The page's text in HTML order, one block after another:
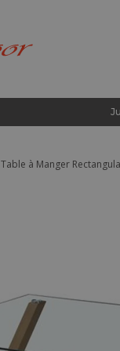
Table à Manger